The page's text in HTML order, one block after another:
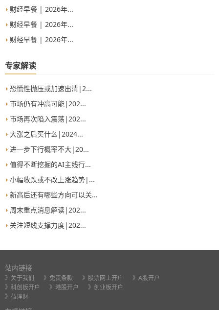
财经早餐 | 2026年...
财经早餐 | 2026年...
财经早餐 | 2026年...
专家解读
恐慌性抛压或加速出清|2...
市场仍有冲高可能|202...
市场再次陷入震荡|202...
大涨之后买什么|2024...
进一步下行概率不大|20...
值得不断挖掘的AI主线行...
小幅收跌或不改上涨趋势|...
新高后还有哪些方向可以关...
周末重点消息解读|202...
关注短线支撑力度|202...
站内链接
》关于我们 》免责条款 》股票网上开户
》A股开户
》科创板开户
》港股开户
》创业板开户
》益理财